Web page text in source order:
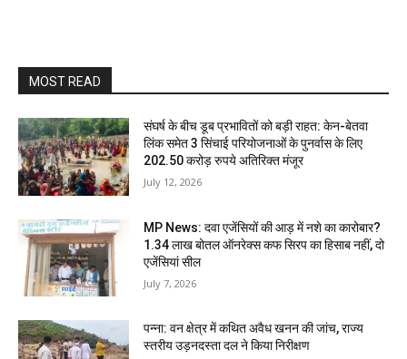
MOST READ
संघर्ष के बीच डूब प्रभावितों को बड़ी राहत: केन-बेतवा
लिंक समेत 3 सिंचाई परियोजनाओं के पुनर्वास के लिए
202.50 करोड़ रुपये अतिरिक्त मंजूर
July 12, 2026
MP News: दवा एजेंसियों की आड़ में नशे का कारोबार?
1.34 लाख बोतल ऑनरेक्स कफ सिरप का हिसाब नहीं, दो
एजेंसियां सील
July 7, 2026
पन्ना: वन क्षेत्र में कथित अवैध खनन की जांच, राज्य
स्तरीय उड़नदस्ता दल ने किया निरीक्षण